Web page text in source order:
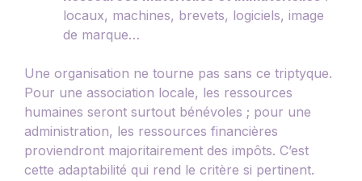
locaux, machines, brevets, logiciels, image
de marque…
Une organisation ne tourne pas sans ce triptyque.
Pour une association locale, les ressources
humaines seront surtout bénévoles ; pour une
administration, les ressources financières
proviendront majoritairement des impôts. C’est
cette adaptabilité qui rend le critère si pertinent.